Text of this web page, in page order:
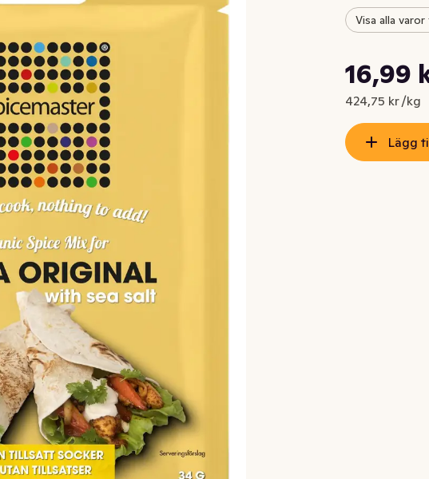
Visa alla
Nuvarande
16,99
424,75 kr /kg
Styckpris:
Lägg